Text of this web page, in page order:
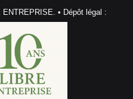
• Dépôt légal :